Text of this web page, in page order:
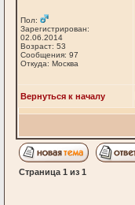
Пол:
Зарегистрирован:
02.06.2014
Возраст: 53
Сообщения: 97
Откуда: Москва
Вернуться к началу
Страница 1 из 1